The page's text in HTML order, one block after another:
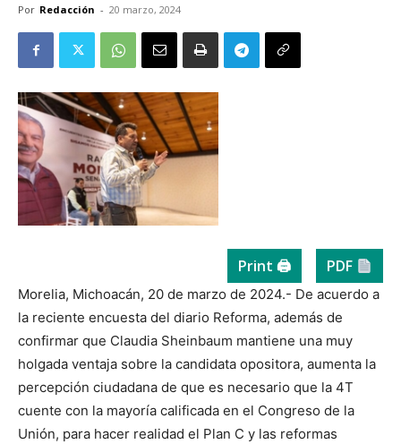
Por Redacción - 20 marzo, 2024
Print 🖨 PDF
Morelia, Michoacán, 20 de marzo de 2024.- De acuerdo a
la reciente encuesta del diario Reforma, además de
confirmar que Claudia Sheinbaum mantiene una muy
holgada ventaja sobre la candidata opositora, aumenta la
percepción ciudadana de que es necesario que la 4T
cuente con la mayoría calificada en el Congreso de la
Unión, para hacer realidad el Plan C y las reformas